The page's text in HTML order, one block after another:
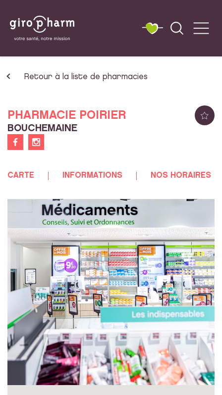
Retour à la liste de pharmacies
PHARMACIE POIRIER
BOUCHEMAINE
CARTE INFORMATIONS NOS HORAIRES